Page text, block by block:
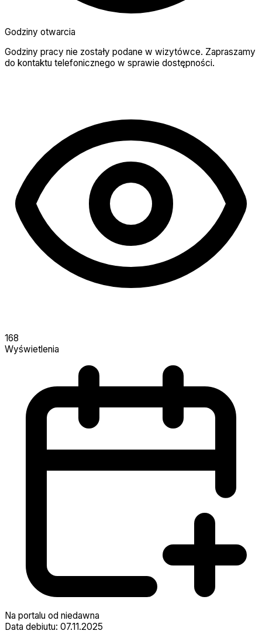
Godziny otwarcia
Godziny pracy nie zostały podane w wizytówce. Zapraszamy
do kontaktu telefonicznego w sprawie dostępności.
168
Wyświetlenia
Na portalu od niedawna
Data debiutu: 07.11.2025